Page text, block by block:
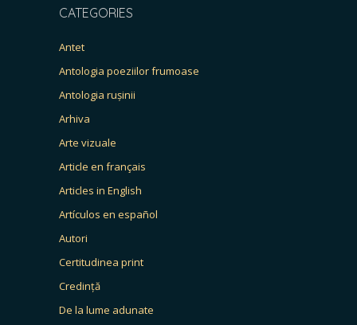
CATEGORIES
Antet
Antologia poeziilor frumoase
Antologia rușinii
Arhiva
Arte vizuale
Article en français
Articles in English
Artículos en español
Autori
Certitudinea print
Credință
De la lume adunate